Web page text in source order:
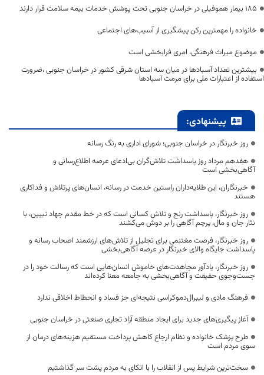
۱۸۵ بیمار هموفیلی در خراسان جنوبی تحت پوشش خدمات بیمه سلامت قرار دارند
خانواده را مهمترین رکن پیشگیری از آسیب‌های اجتماعی
موضوع میراث فرهنگی، امری فرابخشی است
بیشترین تعداد آسبادها در میان سه استان شرقی کشور در خراسان جنوبی ،ضرورت
استفاده از اعتبارات ملی برای مرمت آسبادها
پیشنهادی:
روز خبرنگار در خراسان جنوبی؛ شورای اداری به رنگ رسانه
هفدهم مرداد روز پاسداشت تلاش‌گران بی‌ادعای عرصه اطلاع‌رسانی و
آگاهی‌بخشی است
خبرنگاران، این طلایه‌داران راستین خدمت در رسانه، انسان‌های پرتلاش و فداکاری
هستند
روز خبرنگار، پاسداشت رنج و تلاش کسانی است که در خط مقدم جهاد تبیین، با
نثار جان و مال، پرچم آگاهی را بر دوش می‌کشند
روز خبرنگار، فرصت مغتنمی برای تجلیل از تلاش‌های ارزشمند اصحاب رسانه و
پاسداشت جایگاه والای خبرنگار در عرصه آگاهی‌بخشی
روز خبرنگار، یادآور مجاهدت‌های خاموش انسان‌هایی است که رسالت خود را در
جست‌وجوی حقیقت و آگاهی‌بخشی به جامعه معنا کرده‌اند
فرهنگ مادی و لیبرال‌دموکراسی نتیجه‌ای جز فساد و انحطاط اخلاقی ندارد
آغاز پیگیری‌های جدید برای ایجاد منطقه آزاد تجاری صنعتی در خراسان جنوبی
طرح پزشک خانواده و نظام ارجاع کاهش پرداخت مستقیم هزینه‌های درمان از
سوی مردم است
سخت‌ترین شرایط پس از انقلاب را با اتکای به مردم پشت سر گذاشتیم